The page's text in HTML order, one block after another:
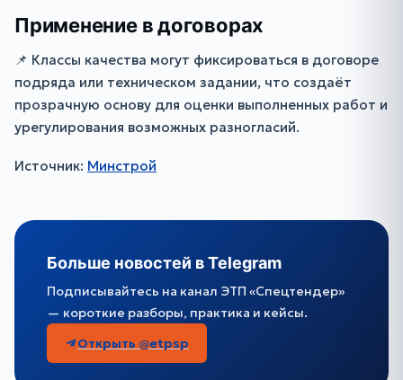
Применение в договорах
📌 Классы качества могут фиксироваться в договоре
подряда или техническом задании, что создаёт
прозрачную основу для оценки выполненных работ и
урегулирования возможных разногласий.
Источник: Минстрой
Больше новостей в Telegram
Подписывайтесь на канал ЭТП «Спецтендер»
— короткие разборы, практика и кейсы.
Открыть @etpsp